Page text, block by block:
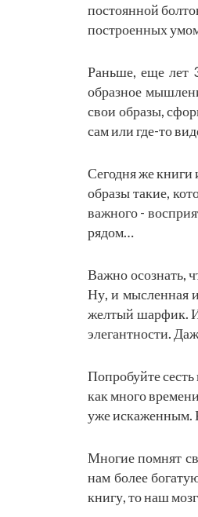
постоянной
построенных
Раньше, еще лет
образное
свои образы,
сам или где-то
Сегодня же
образы такие,
важного -
рядом…
Важно осознать,
Ну, и мысленная
желтый шарфик. И
элегантности.
Попробуйте
как много
уже искаженным.
Многие помнят
нам более
книгу, то наш